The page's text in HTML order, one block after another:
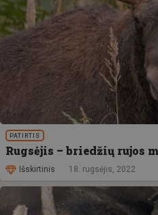
PATIRTIS
Rugsėjis – briedžių rujos
Išskirtinis 18. rugsėjis, 2022